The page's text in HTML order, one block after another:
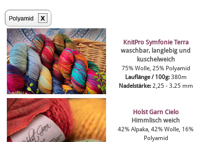
Polyamid x
KnitPro Symfonie Terra
waschbar, langlebig und
kuschelweich
75% Wolle, 25% Polyamid
Lauflänge / 100g: 380m
Nadelstärke: 2,25 - 3.25 mm
Holst Garn Cielo
Himmlisch weich
42% Alpaka, 42% Wolle, 16%
Polyamid